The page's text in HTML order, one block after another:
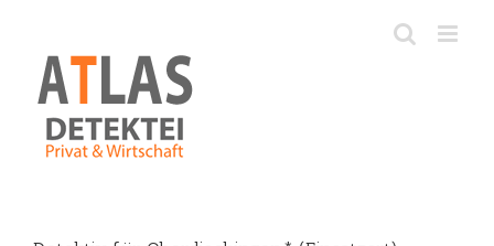
content